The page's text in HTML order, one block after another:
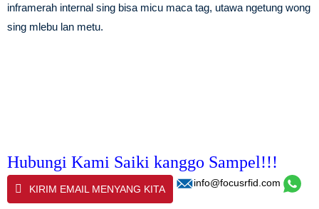
inframerah internal sing bisa micu maca tag, utawa ngetung wong
sing mlebu lan metu.
Hubungi Kami Saiki kanggo Sampel!!!
KIRIM EMAIL MENYANG KITA
info@focusrfid.com